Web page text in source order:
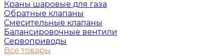
Краны шаровые для газа
Обратные клапаны
Смесительные клапаны
Балансировочные вентили
Сервоприводы
Все товары